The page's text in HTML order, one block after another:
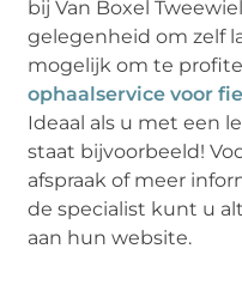
bij Van Boxel
gelegenheid om zelf
mogelijk om te
ophaalservice voor
Ideaal als u met een
staat bijvoorbeeld!
afspraak of meer
de specialist kunt u
aan hun website.